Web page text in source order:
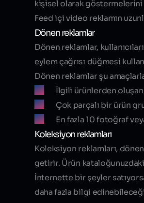
kişisel olarak göstermelerini
Feed içi video reklamın
Dönen reklamlar
Dönen reklamlar,
eylem çağrısı düğmesi
Dönen reklamlar şu
İlgili ürünlerden
Çok parçalı bir ürün
En fazla 10 fotoğraf
Koleksiyon reklamları
Koleksiyon reklamları,
getirir. Ürün
İnternette bir şeyler
daha fazla bilgi